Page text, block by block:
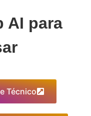
AI para
Técnico